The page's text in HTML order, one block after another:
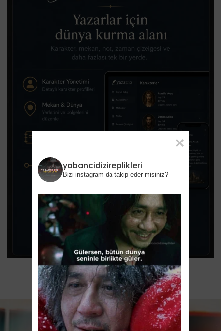
yabancidizireplikleri
Bizi instagram da takip eder misiniz?